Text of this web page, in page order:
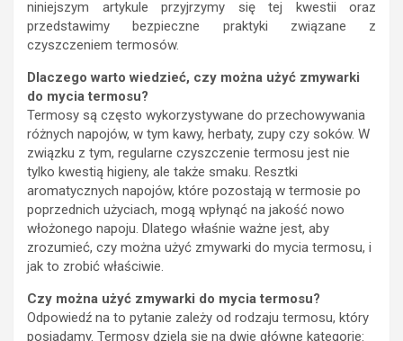
niniejszym artykule przyjrzymy się tej kwestii oraz
przedstawimy bezpieczne praktyki związane z
czyszczeniem termosów.
Dlaczego warto wiedzieć, czy można użyć zmywarki
do mycia termosu?
Termosy są często wykorzystywane do przechowywania
różnych napojów, w tym kawy, herbaty, zupy czy soków. W
związku z tym, regularne czyszczenie termosu jest nie
tylko kwestią higieny, ale także smaku. Resztki
aromatycznych napojów, które pozostają w termosie po
poprzednich użyciach, mogą wpłynąć na jakość nowo
włożonego napoju. Dlatego właśnie ważne jest, aby
zrozumieć, czy można użyć zmywarki do mycia termosu, i
jak to zrobić właściwie.
Czy można użyć zmywarki do mycia termosu?
Odpowiedź na to pytanie zależy od rodzaju termosu, który
posiadamy. Termosy dzielą się na dwie główne kategorie: